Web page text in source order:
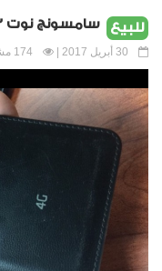
للبيع سامسونج نوت 3 اسود 32 قيقا اخو الجديد